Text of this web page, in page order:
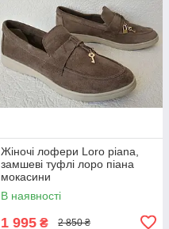
Жіночі лофери Loro piana,
замшеві туфлі лоро піана
мокасини
В наявності
1 995 ₴ 2 850 ₴